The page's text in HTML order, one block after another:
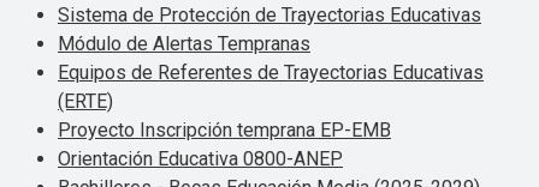
Sistema de Protección de Trayectorias Educativas
Módulo de Alertas Tempranas
Equipos de Referentes de Trayectorias Educativas
(ERTE)
Proyecto Inscripción temprana EP-EMB
Orientación Educativa 0800-ANEP